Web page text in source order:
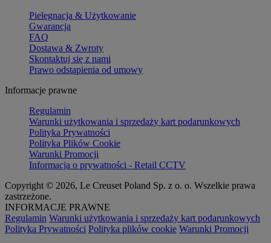
Pielęgnacja & Użytkowanie
Gwarancja
FAQ
Dostawa & Zwroty
Skontaktuj się z nami
Prawo odstąpienia od umowy
Informacje prawne
Regulamin
Warunki użytkowania i sprzedaży kart podarunkowych
Polityka Prywatności
Polityka Plików Cookie
Warunki Promocji
Informacja o prywatności - Retail CCTV
Copyright © 2026, Le Creuset Poland Sp. z o. o. Wszelkie prawa
zastrzeżone.
INFORMACJE PRAWNE
Regulamin Warunki użytkowania i sprzedaży kart podarunkowych
Polityka Prywatności Polityka plików cookie Warunki Promocji